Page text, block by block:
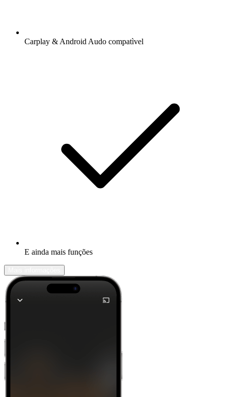
Carplay & Android Audo compatìvel
E ainda mais funções